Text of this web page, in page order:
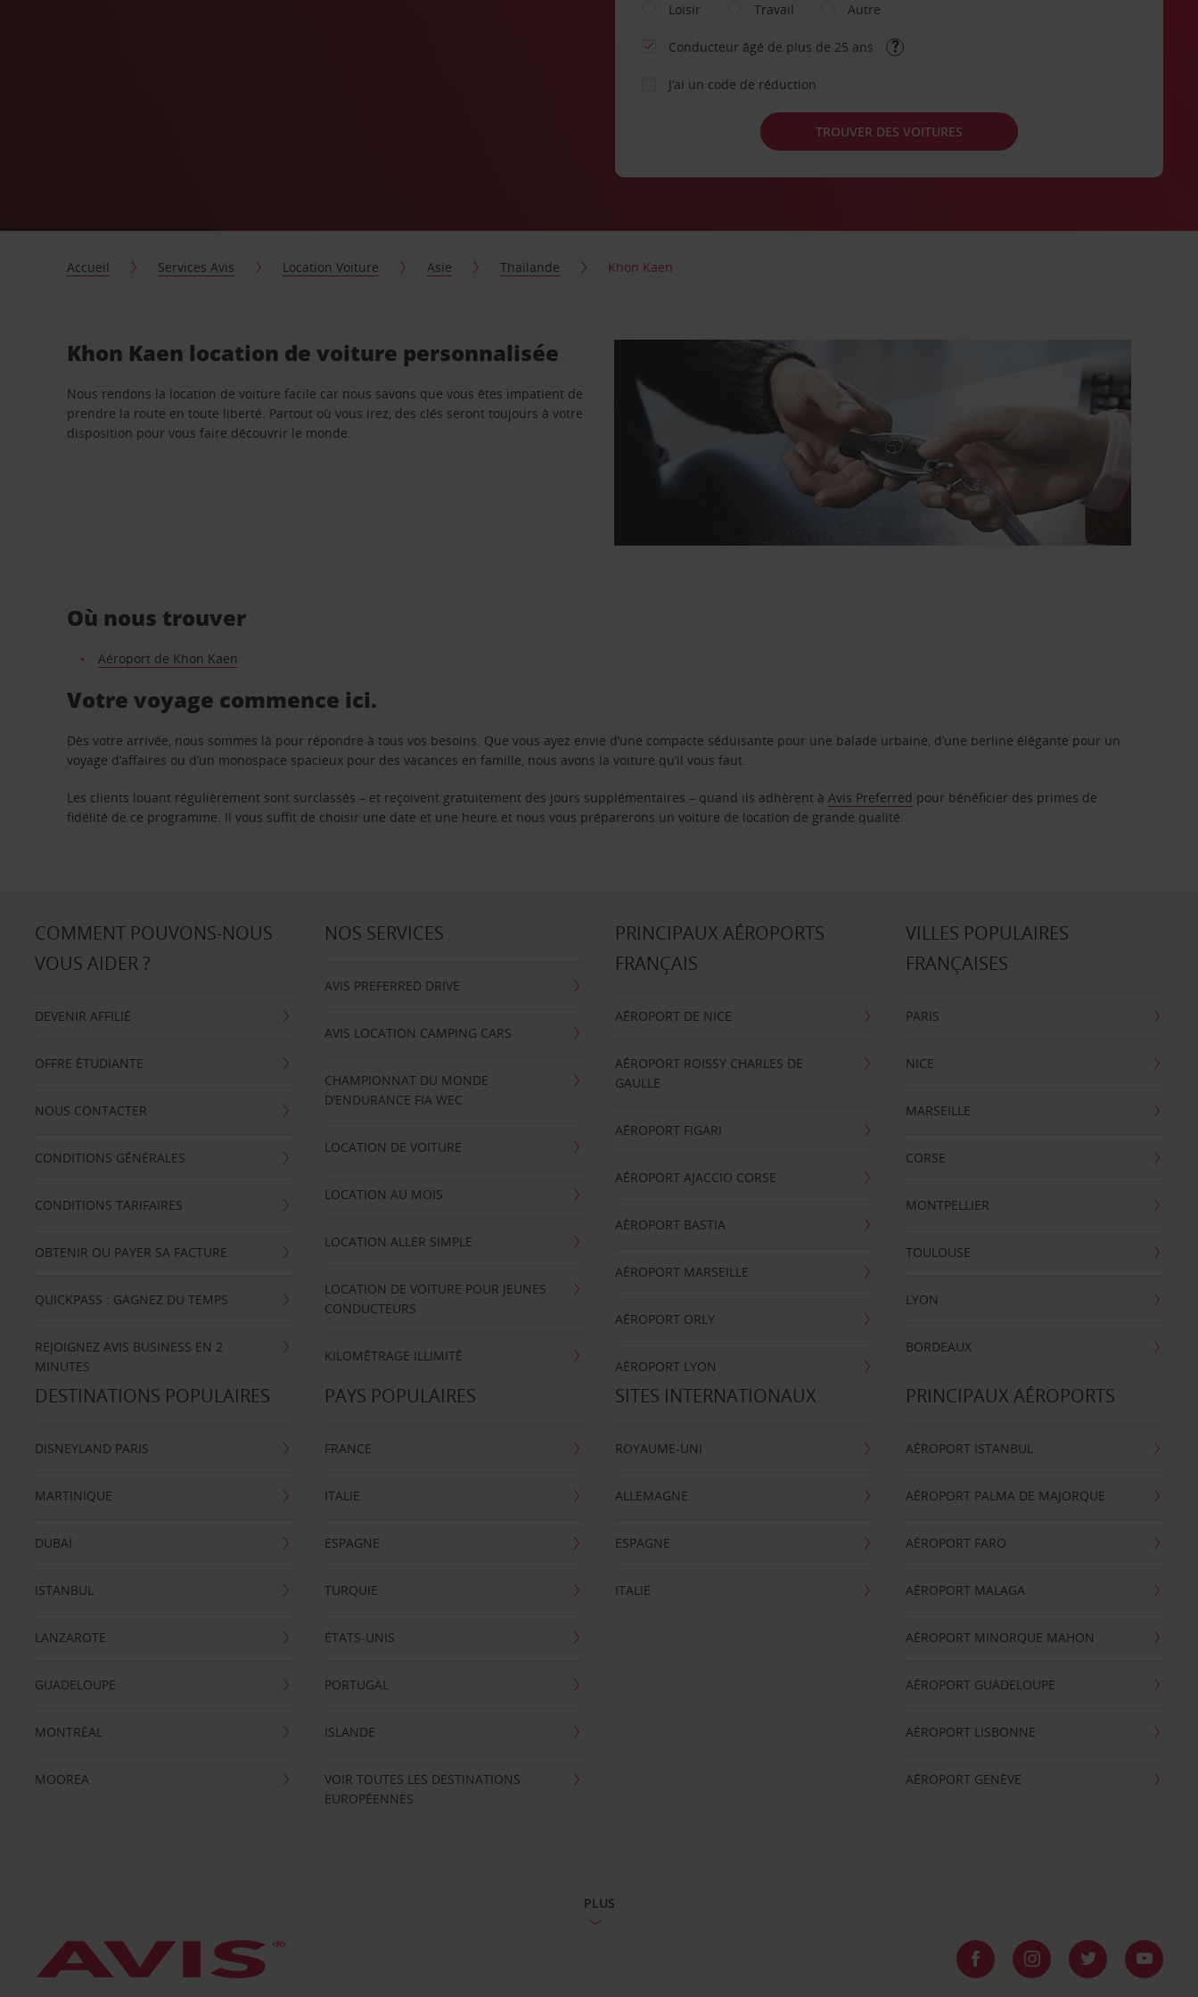
Loisir
Travail Autre
Conducteur âgé de plus de 25 ans
J’ai un code de réduction
TROUVER DES VOITURES
Accueil Services Avis Location Voiture Asie Thaïlande Khon Kaen
Khon Kaen location de voiture personnalisée
Nous rendons la location de voiture facile car nous savons que vous êtes impatient de
prendre la route en toute liberté. Partout où vous irez, des clés seront toujours à votre
disposition pour vous faire découvrir le monde.
Où nous trouver
Aéroport de Khon Kaen
Votre voyage commence ici.
Dès votre arrivée, nous sommes là pour répondre à tous vos besoins. Que vous ayez envie d’une compacte séduisante pour une balade urbaine, d’une berline élégante pour un
voyage d’affaires ou d’un monospace spacieux pour des vacances en famille, nous avons la voiture qu’il vous faut.
Les clients louant régulièrement sont surclassés – et reçoivent gratuitement des jours supplémentaires – quand ils adhèrent àAvis Preferred pour bénéficier des primes de
fidélité de ce programme. Il vous suffit de choisir une date et une heure et nous vous préparerons un voiture de location de grande qualité.
COMMENT POUVONS-NOUS
VOUS AIDER ?
DEVENIR AFFILIÉ
OFFRE ÉTUDIANTE
NOUS CONTACTER
CONDITIONS GÉNÉRALES
CONDITIONS TARIFAIRES
OBTENIR OU PAYER SA FACTURE
QUICKPASS : GAGNEZ DU TEMPS
REJOIGNEZ AVIS BUSINESS EN 2
MINUTES
NOS SERVICES
AVIS PREFERRED DRIVE
AVIS LOCATION CAMPING CARS
CHAMPIONNAT DU MONDE
D’ENDURANCE FIA WEC
LOCATION DE VOITURE
LOCATION AU MOIS
LOCATION ALLER SIMPLE
LOCATION DE VOITURE POUR JEUNES
CONDUCTEURS
KILOMÉTRAGE ILLIMITÉ
PRINCIPAUX AÉROPORTS
FRANÇAIS
AÉROPORT DE NICE
AÉROPORT ROISSY CHARLES DE
GAULLE
AÉROPORT FIGARI
AÉROPORT AJACCIO CORSE
AÉROPORT BASTIA
AÉROPORT MARSEILLE
AÉROPORT ORLY
AÉROPORT LYON
VILLES POPULAIRES
FRANÇAISES
PARIS
NICE
MARSEILLE
CORSE
MONTPELLIER
TOULOUSE
LYON
BORDEAUX
DESTINATIONS POPULAIRES
DISNEYLAND PARIS
MARTINIQUE
DUBAÏ
ISTANBUL
LANZAROTE
GUADELOUPE
MONTRÉAL
MOOREA
PAYS POPULAIRES
FRANCE
ITALIE
ESPAGNE
TURQUIE
ÉTATS-UNIS
PORTUGAL
ISLANDE
VOIR TOUTES LES DESTINATIONS
EUROPÉENNES
SITES INTERNATIONAUX
ROYAUME-UNI
ALLEMAGNE
ESPAGNE
ITALIE
PRINCIPAUX AÉROPORTS
AÉROPORT ISTANBUL
AÉROPORT PALMA DE MAJORQUE
AÉROPORT FARO
AÉROPORT MALAGA
AÉROPORT MINORQUE MAHON
AÉROPORT GUADELOUPE
AÉROPORT LISBONNE
AÉROPORT GENÈVE
PLUS